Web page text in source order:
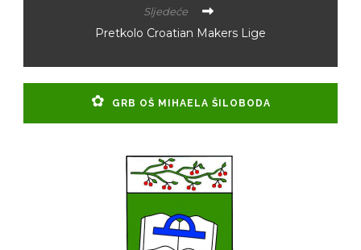
Sljedeće
Pretkolo Croatian Makers Lige
GRB OŠ MIHAELA ŠILOBODA